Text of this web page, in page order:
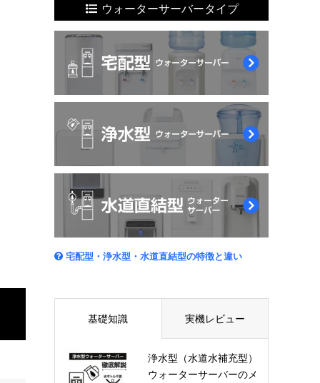
ウォーターサーバータイプ
宅配型・浄水型・水道直結型の特徴と違い
基礎知識 実機レビュー
浄水型（水道水補充型）
ウォーターサーバーのメ